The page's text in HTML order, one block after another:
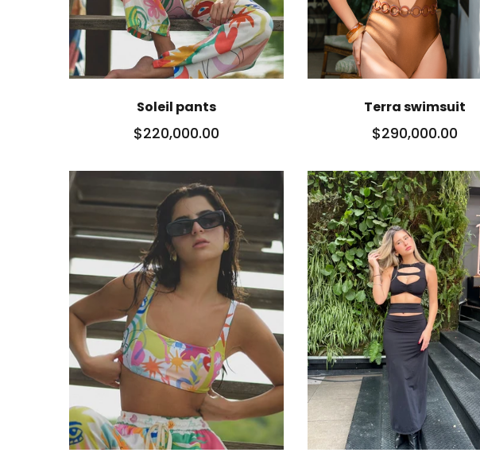
Soleil pants
$220,000.00
Terra swimsuit
$290,000.00